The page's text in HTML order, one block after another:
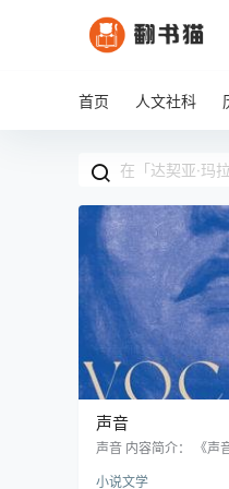
首页 人文社科
声音
声音 内容简介： 《声
斯文学奖等多项殊荣
小说文学